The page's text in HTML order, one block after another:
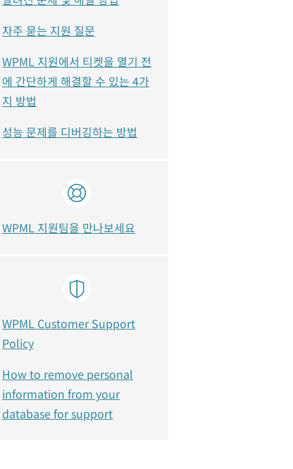
자주 묻는 지원 질문
WPML 지원에서 티켓을 열기 전
에 간단하게 해결할 수 있는 4가
지 방법
성능 문제를 디버깅하는 방법
WPML 지원팀을 만나보세요
WPML Customer Support
Policy
How to remove personal
information from your
database for support